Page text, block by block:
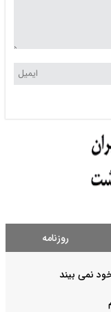
روزنامه
نمی بیند